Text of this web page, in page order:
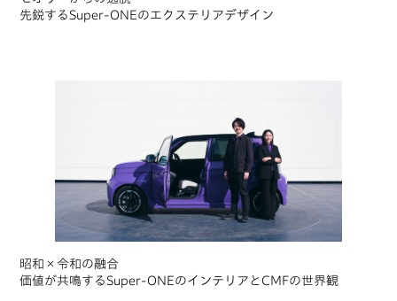
先鋭するSuper-ONEのエクステリアデザイン
昭和×令和の融合
価値が共鳴するSuper-ONEのインテリアとCMFの世界観